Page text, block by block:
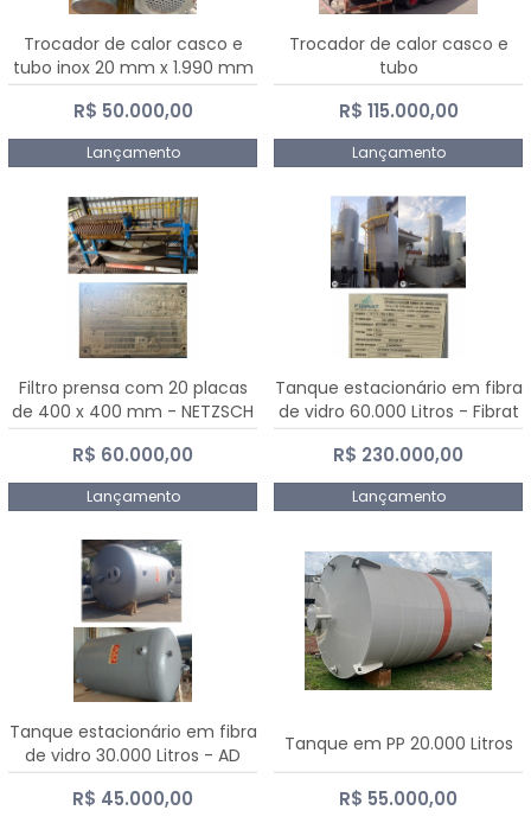
Trocador de calor casco e
tubo inox 20 mm x 1.990 mm
R$ 50.000,00
Lançamento
Trocador de calor casco e
tubo
R$ 115.000,00
Lançamento
Filtro prensa com 20 placas
de 400 x 400 mm - NETZSCH
R$ 60.000,00
Lançamento
Tanque estacionário em fibra
de vidro 60.000 Litros - Fibrat
R$ 230.000,00
Lançamento
Tanque estacionário em fibra
de vidro 30.000 Litros - AD
Fibras
R$ 45.000,00
Tanque em PP 20.000 Litros
R$ 55.000,00